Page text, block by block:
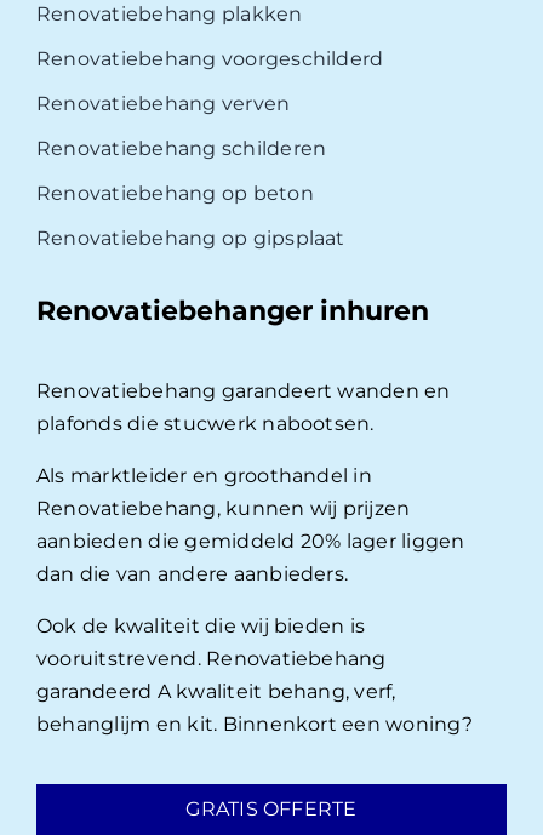
Renovatiebehang plakken
Renovatiebehang voorgeschilderd
Renovatiebehang verven
Renovatiebehang schilderen
Renovatiebehang op beton
Renovatiebehang op gipsplaat
Renovatiebehanger inhuren
Renovatiebehang garandeert wanden en
plafonds die stucwerk nabootsen.
Als marktleider en groothandel in
Renovatiebehang, kunnen wij prijzen
aanbieden die gemiddeld 20% lager liggen
dan die van andere aanbieders.
Ook de kwaliteit die wij bieden is
vooruitstrevend. Renovatiebehang
garandeerd A kwaliteit behang, verf,
behanglijm en kit. Binnenkort een woning?
GRATIS OFFERTE